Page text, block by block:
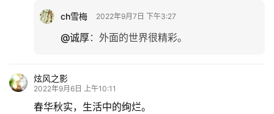
ch雪梅 2022年9月7日 下午3:27
@诚厚： 外面的世界很精彩。
炫风之影
2022年9月6日 上午10:11
春华秋实，生活中的绚烂。